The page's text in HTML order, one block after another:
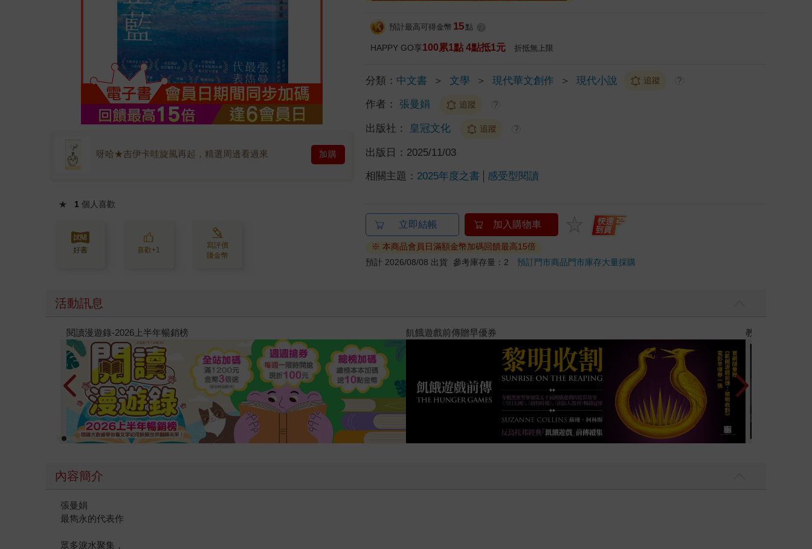
呀哈★吉伊卡哇旋風再起，精選周邊看過來 加購
★ 1 個人喜歡
好書 喜歡+1
寫評價
賺金幣
預計最高可得金幣 15 點
HAPPY GO享100累1點 4點抵1元 折抵無上限
分類： 中文書 ＞ 文學 ＞ 現代華文創作 ＞ 現代小說 追蹤 ?
作者： 張曼娟 追蹤 ?
出版社： 皇冠文化 追蹤 ?
出版日： 2025/11/03
相關主題： 2025年度之書 感受型閱讀
立即結帳 加入購物車
※ 本商品會員日滿額金幣加碼回饋最高15倍
預計 2026/08/08 出貨 參考庫存量：2預訂門市商品門市庫存大量採購
活動訊息
教場電影版 十字殺手【艾迪．弗林系列 前傳】 世界上最透明
內容簡介
張曼娟
最雋永的代表作
眾多淚水聚集，